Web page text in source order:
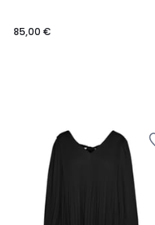
85,00 €